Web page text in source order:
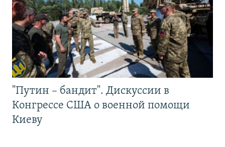
"Путин – бандит". Дискуссии в
Конгрессе США о военной помощи
Киеву